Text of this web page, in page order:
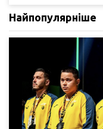
Найпопулярніше